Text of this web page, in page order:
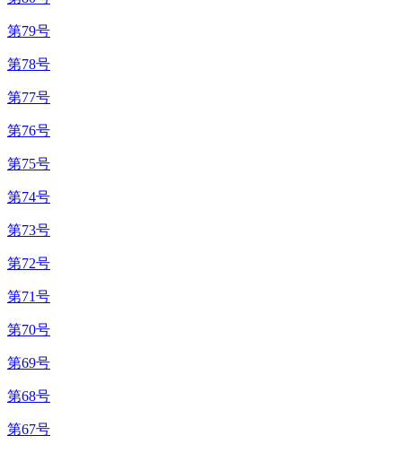
第79号
第78号
第77号
第76号
第75号
第74号
第73号
第72号
第71号
第70号
第69号
第68号
第67号